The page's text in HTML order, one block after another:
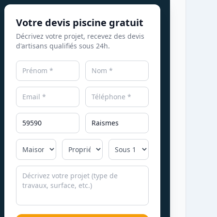
Votre devis piscine gratuit
Décrivez votre projet, recevez des devis
d'artisans qualifiés sous 24h.